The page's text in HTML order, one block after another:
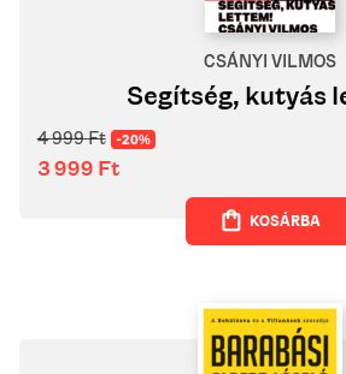
CSÁNYI VILMOS
Segítség, kutyás
4 999Ft -20%
3 999 Ft
KOSÁRBA